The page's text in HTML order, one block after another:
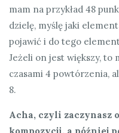
mam na przykład 48
dzielę, myślę jaki
pojawić i do tego
Jeżeli on jest większy, to
czasami 4 powtórzenia,
8.
Acha, czyli zaczynasz